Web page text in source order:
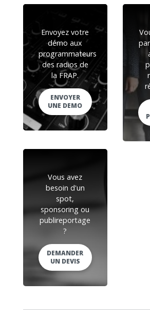
Envoyez votre
démo aux
programmateurs
des radios de
la FRAP.
ENVOYER
UNE DEMO
Vous avez
besoin d'un
spot,
sponsoring ou
publireportage
?
DEMANDER
UN DEVIS